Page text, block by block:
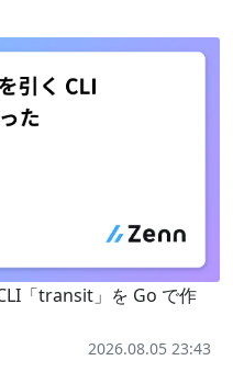
「transit」を Go で作
2026.08.05 23:43